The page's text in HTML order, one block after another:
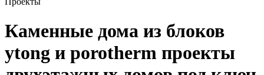
Каменные дома из блоков
ytong и porotherm проекты